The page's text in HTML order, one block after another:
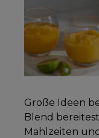
Große Ideen
Blend
Mahlzeiten